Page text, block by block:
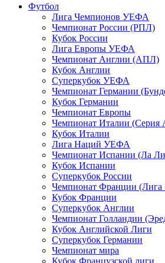
Футбол
Лига Чемпионов УЕФА
Чемпионат России (РПЛ)
Кубок России
Лига Европы УЕФА
Чемпионат Англии (АПЛ)
Кубок Англии
Суперкубок УЕФА
Чемпионат Германии
Кубок Германии
Чемпионат Европы
Чемпионат Италии (Серия
Кубок Италии
Лига Наций УЕФА
Чемпионат Испании (Ла
Кубок Испании
Суперкубок России
Чемпионат Франции (Лига
Кубок Франции
Суперкубок Англии
Чемпионат Голландии
Кубок Английской Лиги
Суперкубок Германии
Чемпионат мира
Кубок Французской лиги